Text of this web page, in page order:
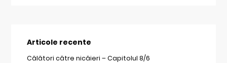
Articole recente
Călători către nicăieri – Capitolul 8/6